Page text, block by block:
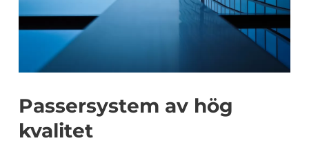
Passersystem av hög
kvalitet